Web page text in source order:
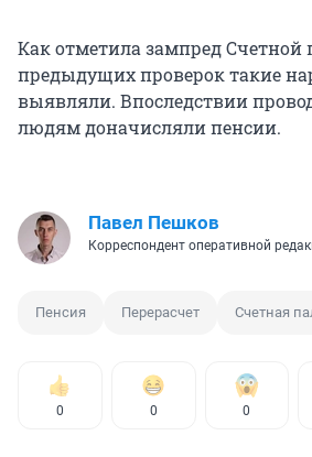
Как отметила зампред Счетной
предыдущих проверок такие
выявляли. Впоследствии
людям доначисляли пенсии.
Павел Пешков
Корреспондент оперативной
Пенсия Перерасчет Счетная
0 0 0